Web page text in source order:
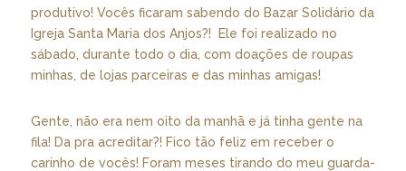
produtivo! Vocês ficaram sabendo do Bazar Solidário da
Igreja Santa Maria dos Anjos?! Ele foi realizado no
sábado, durante todo o dia, com doações de roupas
minhas, de lojas parceiras e das minhas amigas!
Gente, não era nem oito da manhã e já tinha gente na
fila! Da pra acreditar?! Fico tão feliz em receber o
carinho de vocês! Foram meses tirando do meu guarda-